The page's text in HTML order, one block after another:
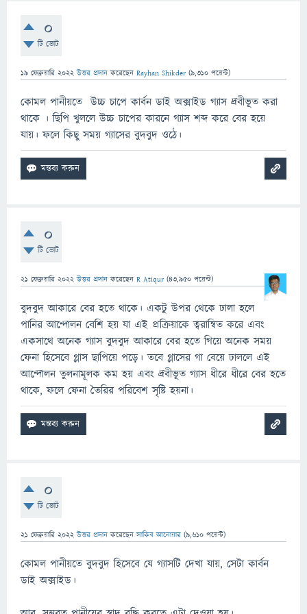
0
টি ভোট
19 ফেব্রুয়ারি 2022 উত্তর প্রদান করেছেন Rayhan Shikder (9,310 পয়েন্ট)
কোমল পানীয়তে উচ্চ চাপে কার্বন ডাই অক্সাইড গ্যাস দ্রবীভূত করা
থাকে । ছিপি খুললে উচ্চ চাপের কারনে গ্যাস শব্দ করে বের হয়ে
যায়। ফলে কিছু সময় গ্যাসের বুদবুদ ওঠে।
0
টি ভোট
21 ফেব্রুয়ারি 2022 উত্তর প্রদান করেছেন R Atiqur (43,950 পয়েন্ট)
বুদবুদ আকারে বের হতে থাকে। একটু উপর থেকে ঢালা হলে
পানির আন্দোলন বেশি হয় যা এই প্রক্রিয়াকে ত্বরান্বিত করে এবং
একসাথে অনেক গ্যাস বুদবুদ আকারে বের হতে গিয়ে অনেক সময়
ফেনা হিসেবে গ্লাস ছাপিয়ে পড়ে। তবে গ্লাসের গা বেয়ে ঢাললে এই
আন্দোলন তুলনামূলক কম হয় এবং দ্রবীভূত গ্যাস ধীরে ধীরে বের হতে
থাকে, ফলে ফেনা তৈরির পরিবেশ সৃষ্টি হয়না।
0
টি ভোট
21 ফেব্রুয়ারি 2022 উত্তর প্রদান করেছেনসাকিব আনোয়ার (9,610 পয়েন্ট)
কোমল পানীয়তে বুদবুদ হিসেবে যে গ্যাসটি দেখা যায়, সেটা কার্বন
ডাই অক্সাইড।